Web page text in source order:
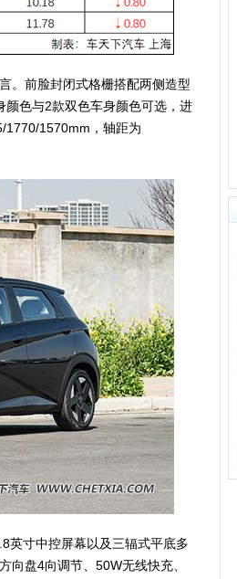
前脸封闭式格栅搭配两侧造型
色与2款双色车身颜色可选，进
1770/1570mm，轴距为
寸中控屏幕以及三辐式平底多
向盘4向调节、50W无线快充、